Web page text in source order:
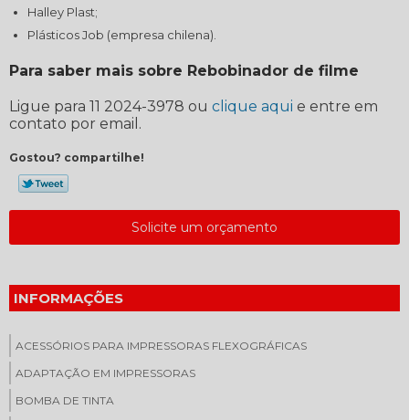
Halley Plast;
Plásticos Job (empresa chilena).
Para saber mais sobre Rebobinador de filme
Ligue para 11 2024-3978 ou clique aqui e entre em
contato por email.
Gostou? compartilhe!
Solicite um orçamento
INFORMAÇÕES
ACESSÓRIOS PARA IMPRESSORAS FLEXOGRÁFICAS
ADAPTAÇÃO EM IMPRESSORAS
BOMBA DE TINTA